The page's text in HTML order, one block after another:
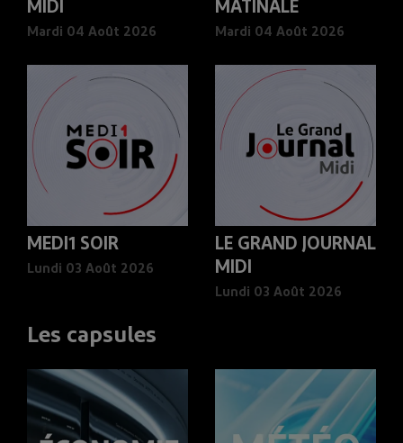
MIDI
Mardi 04 Août 2026
MATINALE
Mardi 04 Août 2026
MEDI1 SOIR
Lundi 03 Août 2026
LE GRAND JOURNAL
MIDI
Lundi 03 Août 2026
Les capsules